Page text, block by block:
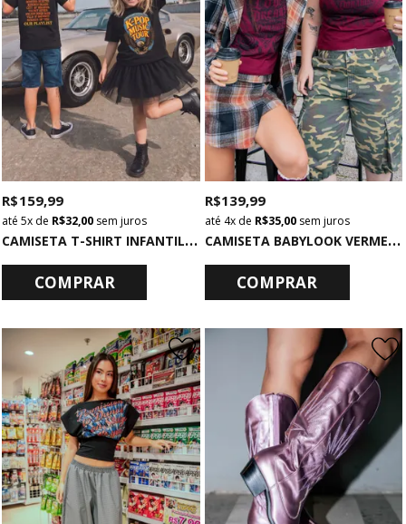
C
AMISETA T-SHIRT INFANTIL PRETA K-POP
R$ 159,99
5x de R$ 32,00 sem juros
COMPRAR
C
AMISETA BABYLOOK VERMELHA LOVE DREAMS
R$ 139,99
4xde R$ 35,00sem juros
COMPRAR